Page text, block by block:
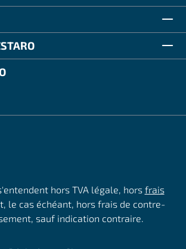
hors TVA légale, hors frais
le cas échéant, hors frais de contre-
sauf indication contraire.